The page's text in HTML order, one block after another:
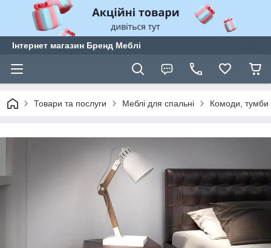
Інтернет магазин Бренд Меблі
Товари та послуги Меблі для спальні Комоди, тумби